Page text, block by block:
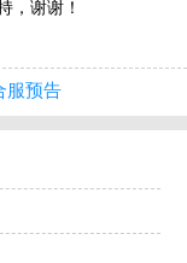
，谢谢！
服预告